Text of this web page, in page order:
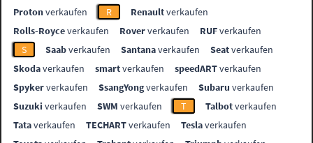
Protonverkaufen R Renaultverkaufen
Rolls-Royceverkaufen Roververkaufen RUFverkaufen
S
Saabverkaufen Santanaverkaufen Seatverkaufen
Skodaverkaufen smartverkaufen speedARTverkaufen
Spykerverkaufen SsangYongverkaufen Subaru verkaufen
Suzuki verkaufen SWM verkaufen T Talbotverkaufen
Tataverkaufen TECHARTverkaufen Teslaverkaufen